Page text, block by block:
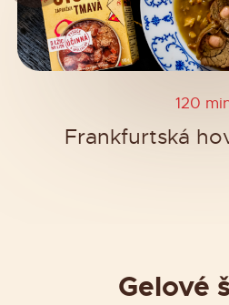
120
Frankfurtská
Gelové